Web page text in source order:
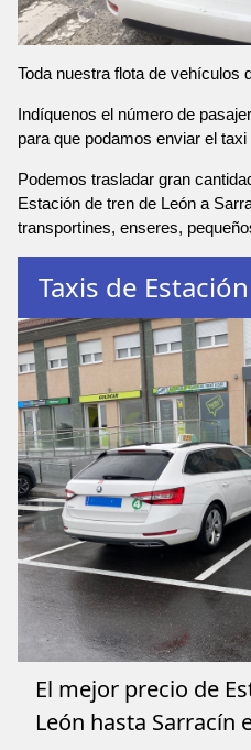
Toda nuestra flota de vehículos
Indíquenos el número de
para que podamos enviar el
Podemos trasladar gran
Estación de tren de León a
transportines, enseres,
Taxis de
El mejor precio de
León hasta Sarracín